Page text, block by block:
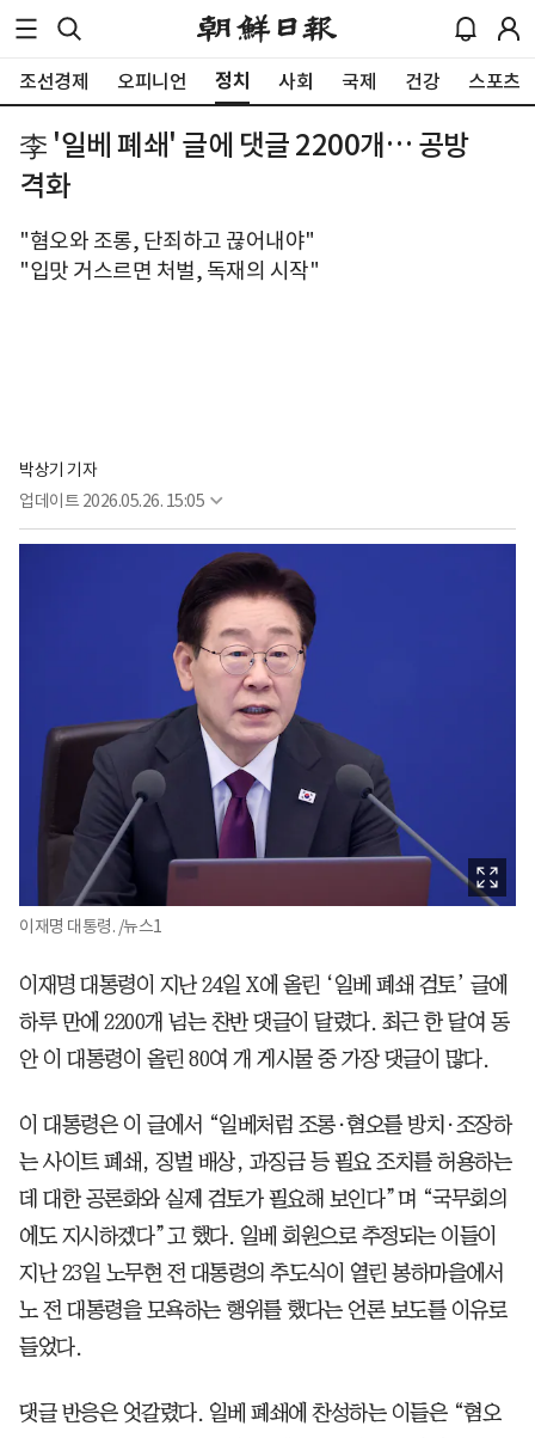
조선경제 오피니언 정치 사회 국제 건강 스포츠
李 '일베 폐쇄' 글에 댓글 2200개… 공방
격화
"혐오와 조롱, 단죄하고 끊어내야"
"입맛 거스르면 처벌, 독재의 시작"
박상기 기자
업데이트 2026.05.26. 15:05
이재명 대통령. /뉴스1
이재명 대통령이 지난 24일 X에 올린 ‘일베 폐쇄 검토’ 글에
하루 만에 2200개 넘는 찬반 댓글이 달렸다. 최근 한 달여 동
안 이 대통령이 올린 80여 개 게시물 중 가장 댓글이 많다.
이 대통령은 이 글에서 “일베처럼 조롱·혐오를 방치·조장하
는 사이트 폐쇄, 징벌 배상, 과징금 등 필요 조치를 허용하는
데 대한 공론화와 실제 검토가 필요해 보인다”며 “국무회의
에도 지시하겠다”고 했다. 일베 회원으로 추정되는 이들이
지난 23일 노무현 전 대통령의 추도식이 열린 봉하마을에서
노 전 대통령을 모욕하는 행위를 했다는 언론 보도를 이유로
들었다.
댓글 반응은 엇갈렸다. 일베 폐쇄에 찬성하는 이들은 “혐오